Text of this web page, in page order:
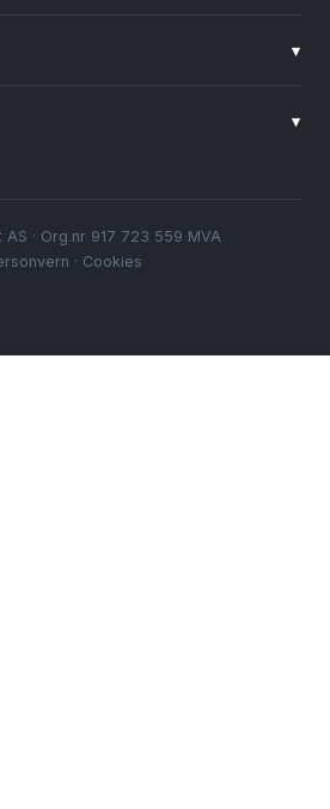
▾
▾
· Org.nr 917 723 559 MVA
· Cookies